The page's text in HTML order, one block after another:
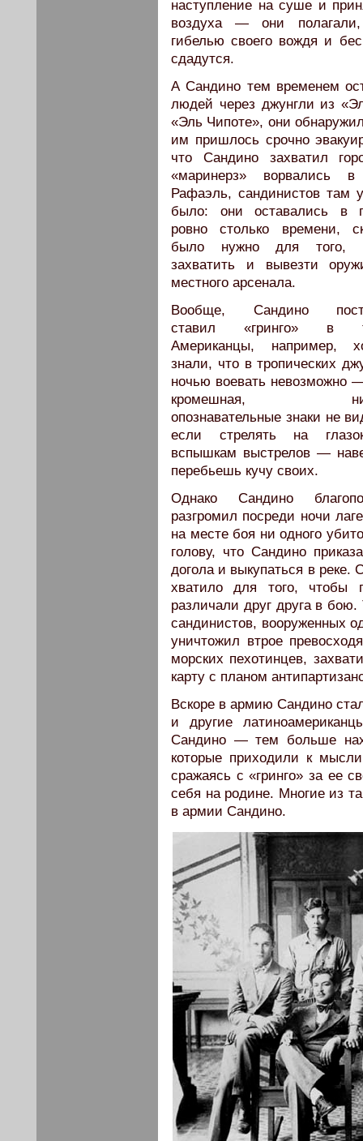
наступление на суше и
воздуха — они полагали,
гибелью своего вождя и
сдадутся.
А Сандино тем временем
людей через джунгли из
«Эль Чипоте», они
им пришлось срочно
что Сандино захватил
«маринерз» ворвались
Рафаэль, сандинистов там
было: они оставались в
ровно столько времени,
было нужно для того,
захватить и вывезти
местного арсенала.
Вообще, Сандино
ставил «гринго» в
Американцы, например,
знали, что в тропических
ночью воевать невозможно
кромешная,
опознавательные знаки не
если стрелять на
вспышкам выстрелов —
перебьешь кучу своих.
Однако Сандино
разгромил посреди ночи
на месте боя ни одного
голову, что Сандино
догола и выкупаться в реке.
хватило для того, чтобы
различали друг друга в
сандинистов, вооруженных
уничтожил втрое
морских пехотинцев,
карту с планом
Вскоре в армию Сандино
и другие
Сандино — тем больше
которые приходили к
сражаясь с «гринго» за ее
себя на родине. Многие из
в армии Сандино.